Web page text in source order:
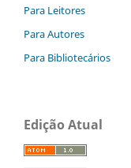
Para Leitores
Para Autores
Para Bibliotecários
Edição Atual